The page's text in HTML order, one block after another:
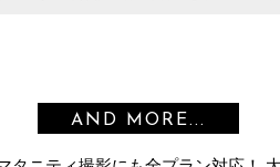
AND MORE...